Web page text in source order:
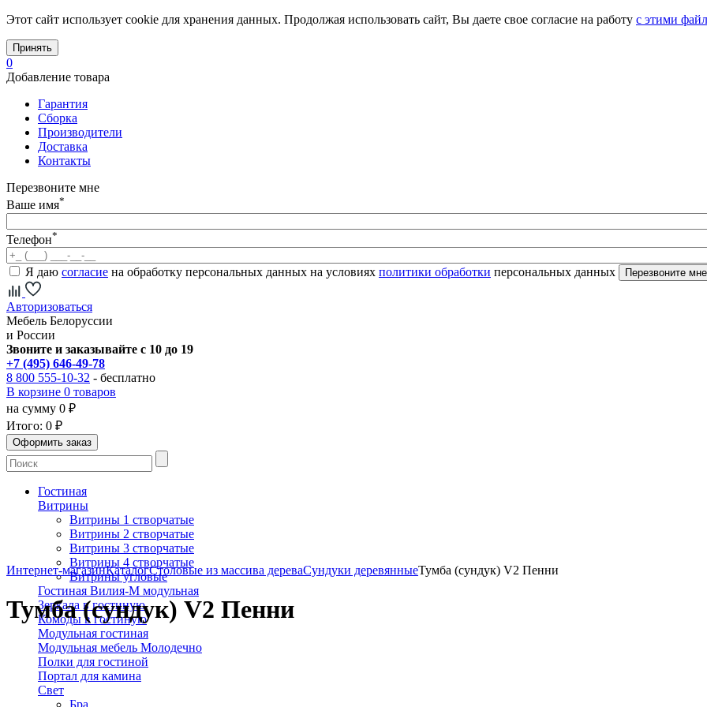
Этот сайт использует cookie для хранения данных. Продолжая использовать сайт, Вы даете свое согласие на работу с этими
Принять
0
Добавление товара
Гарантия
Сборка
Производители
Доставка
Контакты
Перезвоните мне
Ваше имя*
Телефон*
Я даю согласие на обработку персональных данных на условиях политики обработки персональных данных
Авторизоваться
Мебель Белоруссии
и России
Звоните и заказывайте с 10 до 19
+7 (495) 646-49-78
8 800 555-10-32 - бесплатно
В корзине 0 товаров
на сумму 0 ₽
Итого: 0 ₽
Гостиная
Витрины
Витрины 1 створчатые
Витрины 2 створчатые
Витрины 3 створчатые
Витрины 4 створчатые
Витрины угловые
Гостиная Вилия-М модульная
Зеркала в гостиную
Комоды в гостиную
Модульная гостиная
Модульная мебель Молодечно
Полки для гостиной
Портал для камина
Свет
Интернет-магазинКаталогСтоловые из массива дереваСундуки деревянныеТумба (сундук) V2 Пенни
Тумба (сундук) V2 Пенни